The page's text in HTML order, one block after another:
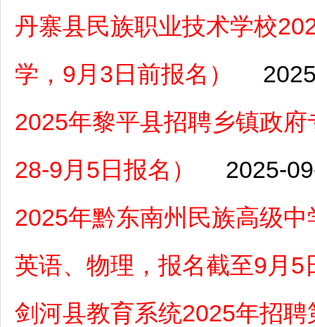
丹寨县民族职业技术学校
学，9月3日前报名）
2025年黎平县招聘乡镇政
28-9月5日报名）
2025-
2025年黔东南州民族高级
英语、物理，报名截至9月5
剑河县教育系统2025年招